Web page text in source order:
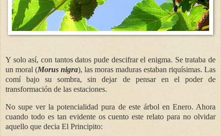
Y solo así, con tantos datos pude descifrar el enigma. Se trataba de
un moral (Morus nigra), las moras maduras estaban riquísimas. Las
comí bajo su sombra, sin dejar de pensar en el poder de
transformación de las estaciones.
No supe ver la potencialidad pura de este árbol en Enero. Ahora
cuando todo es tan evidente os cuento este relato para no olvidar
aquello que decia El Principito: